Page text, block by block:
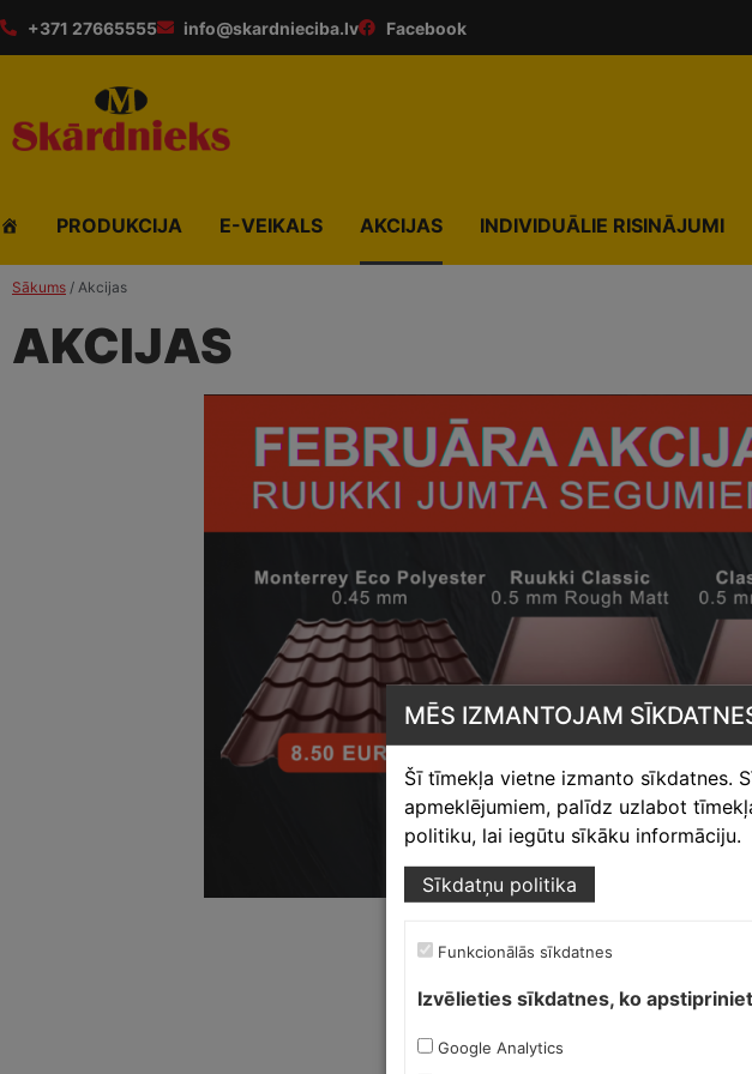
+371 27665555 info@skardnieciba.lv Facebook
PRODUKCIJA E-VEIKALS AKCIJAS INDIVIDUĀLIE RISINĀJUMI
Sākums / Akcijas
AKCIJAS
MĒS IZMANTOJAM
Šī tīmekļa vietne izmanto sīkdatnes.
apmeklējumiem, palīdz uzlabot
politiku, lai iegūtu sīkāku informāciju.
Sīkdatņu politika
Funkcionālās sīkdatnes
Izvēlieties sīkdatnes, ko apstipriniet
Google Analytics